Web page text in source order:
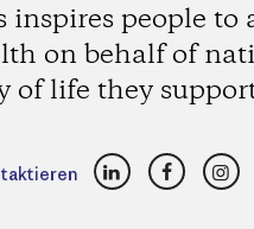
inspires people to
on behalf of
of life they
LinkedInFacebook